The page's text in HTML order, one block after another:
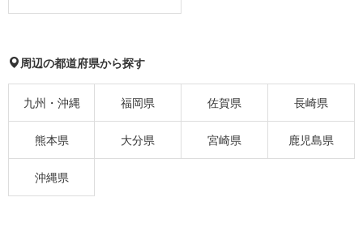
周辺の都道府県から探す
九州・沖縄 福岡県 佐賀県 長崎県
熊本県 大分県 宮崎県 鹿児島県
沖縄県